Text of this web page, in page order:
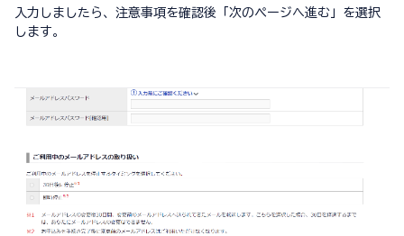
入力しましたら、注意事項を確認後「次のページへ進む」を選択
します。